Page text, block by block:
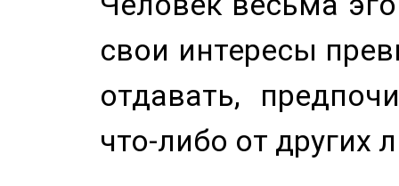
свои интересы
отдавать,
что-либо от других